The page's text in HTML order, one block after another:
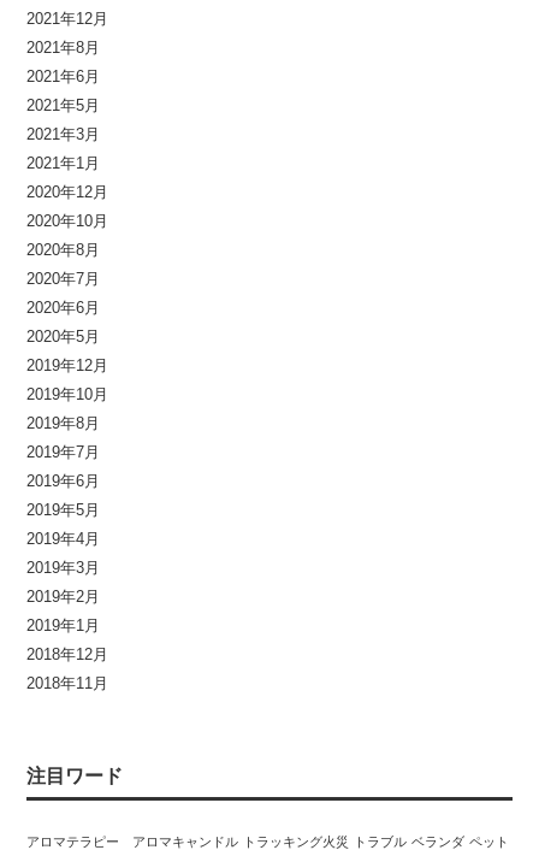
2021年12月
2021年8月
2021年6月
2021年5月
2021年3月
2021年1月
2020年12月
2020年10月
2020年8月
2020年7月
2020年6月
2020年5月
2019年12月
2019年10月
2019年8月
2019年7月
2019年6月
2019年5月
2019年4月
2019年3月
2019年2月
2019年1月
2018年12月
2018年11月
注目ワード
アロマテラピー アロマキャンドル トラッキング火災 トラブル ベランダ ペット